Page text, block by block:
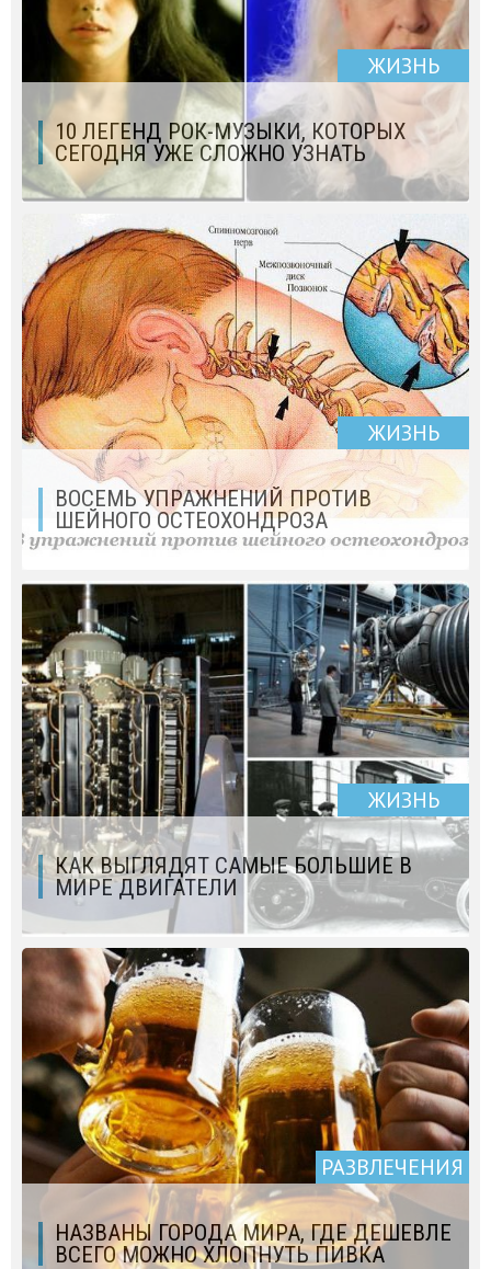
ЖИЗНЬ
10 ЛЕГЕНД РОК-МУЗЫКИ, КОТОРЫХ
СЕГОДНЯ УЖЕ СЛОЖНО УЗНАТЬ
ЖИЗНЬ
ВОСЕМЬ УПРАЖНЕНИЙ ПРОТИВ
ШЕЙНОГО ОСТЕОХОНДРОЗА
ЖИЗНЬ
КАК ВЫГЛЯДЯТ САМЫЕ БОЛЬШИЕ В
МИРЕ ДВИГАТЕЛИ
РАЗВЛЕЧЕНИЯ
НАЗВАНЫ ГОРОДА МИРА, ГДЕ ДЕШЕВЛЕ
ВСЕГО МОЖНО ХЛОПНУТЬ ПИВКА